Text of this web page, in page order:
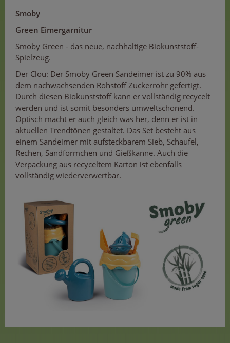
Smoby
Green Eimergarnitur
Smoby Green - das neue, nachhaltige Biokunststoff-
Spielzeug.
Der Clou: Der Smoby Green Sandeimer ist zu 90% aus
dem nachwachsenden Rohstoff Zuckerrohr gefertigt.
Durch diesen Biokunststoff kann er vollständig recycelt
werden und ist somit besonders umweltschonend.
Optisch macht er auch gleich was her, denn er ist in
aktuellen Trendtönen gestaltet. Das Set besteht aus
einem Sandeimer mit aufsteckbarem Sieb, Schaufel,
Rechen, Sandförmchen und Gießkanne. Auch die
Verpackung aus recyceltem Karton ist ebenfalls
vollständig wiederverwertbar.